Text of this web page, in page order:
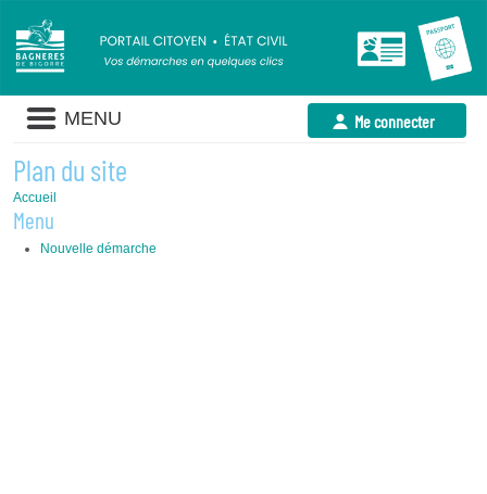
Liste
des
MENU Me connecter
Plan du site
Accueil
Menu
Nouvelle démarche